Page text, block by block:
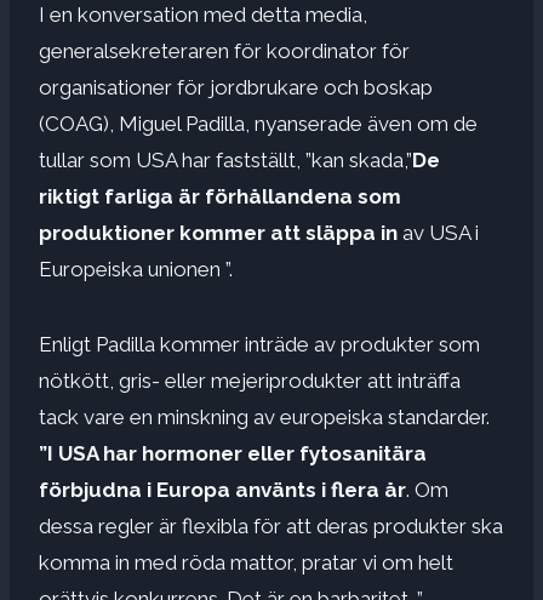
I en konversation med detta media,
generalsekreteraren för koordinator för
organisationer för jordbrukare och boskap
(COAG), Miguel Padilla, nyanserade även om de
tullar som USA har fastställt, ”kan skada,”De
riktigt farliga är förhållandena som
produktioner kommer att släppa in av USA i
Europeiska unionen ”.
Enligt Padilla kommer inträde av produkter som
nötkött, gris- eller mejeriprodukter att inträffa
tack vare en minskning av europeiska standarder.
”I USA har hormoner eller fytosanitära
förbjudna i Europa använts i flera år. Om
dessa regler är flexibla för att deras produkter ska
komma in med röda mattor, pratar vi om helt